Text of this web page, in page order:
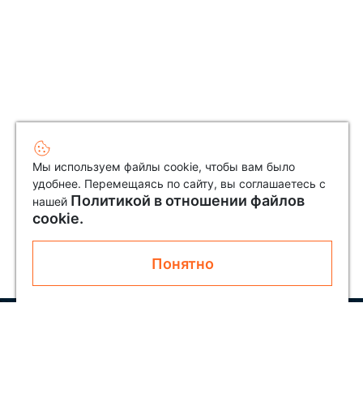
Мы используем файлы cookie, чтобы вам было
удобнее. Перемещаясь по сайту, вы соглашаетесь с
нашей Политикой в отношении файлов
cookie.
Понятно